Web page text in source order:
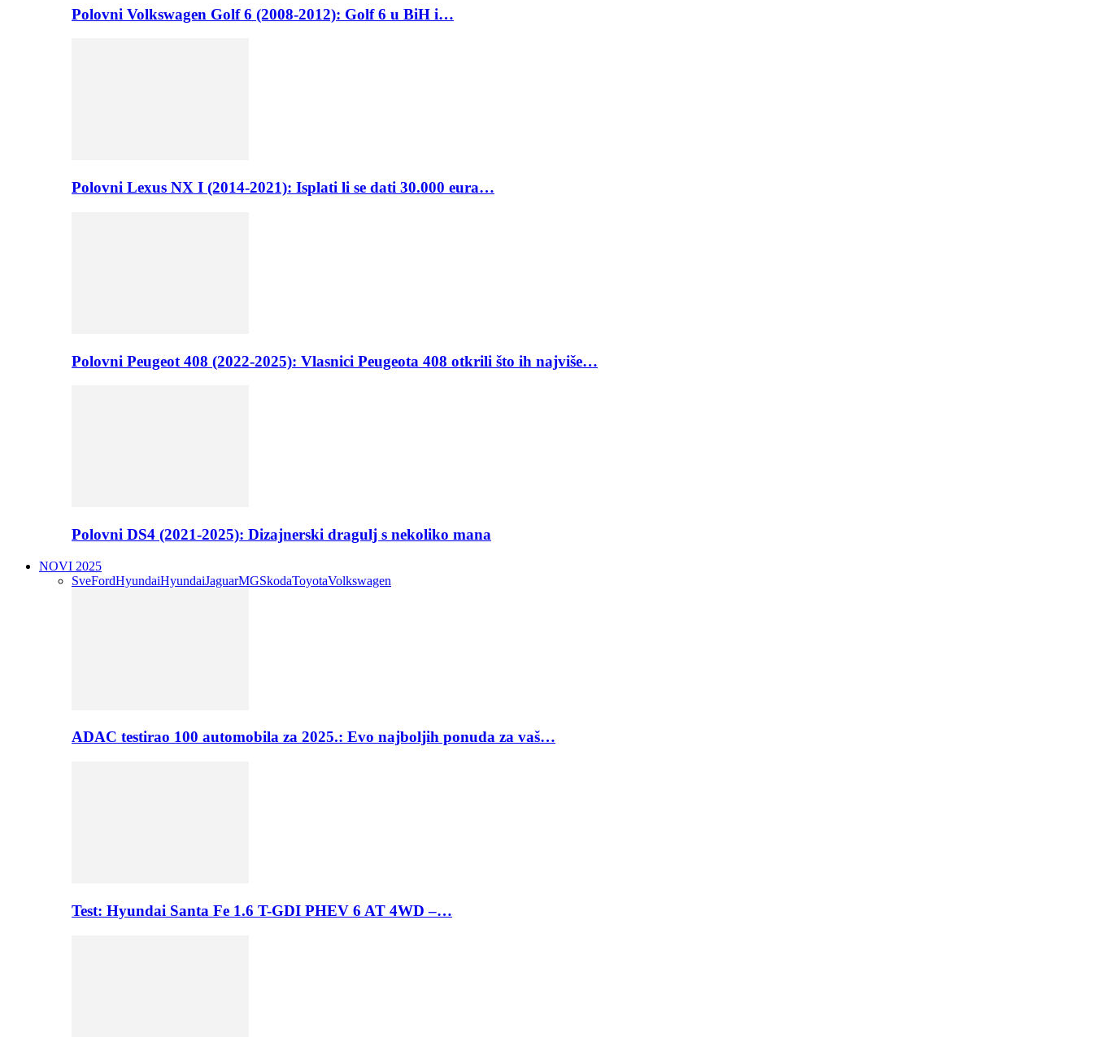
Polovni Volkswagen Golf 6 (2008-2012): Golf 6 u BiH i…
Polovni Lexus NX I (2014-2021): Isplati li se dati 30.000 eura…
Polovni Peugeot 408 (2022-2025): Vlasnici Peugeota 408 otkrili što ih najviše…
Polovni DS4 (2021-2025): Dizajnerski dragulj s nekoliko mana
NOVI 2025
SveFordHyundaiHyundaiJaguarMGSkodaToyotaVolkswagen
ADAC testirao 100 automobila za 2025.: Evo najboljih ponuda za vaš…
Test: Hyundai Santa Fe 1.6 T-GDI PHEV 6 AT 4WD –…